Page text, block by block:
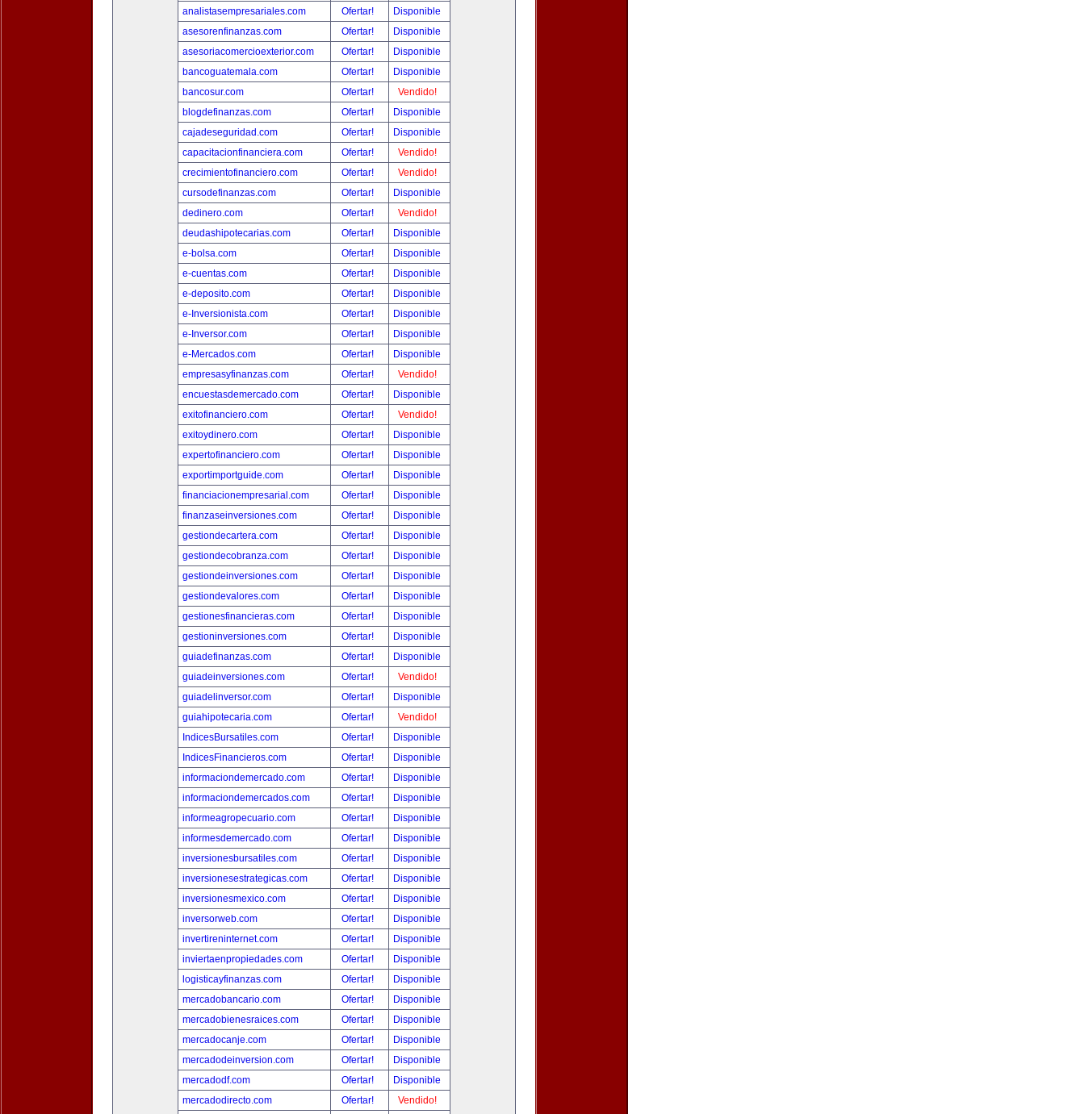
analistasempresariales.com
Ofertar!
Disponible
asesorenfinanzas.com
Ofertar!
Disponible
asesoriacomercioexterior.com
Ofertar!
Disponible
bancoguatemala.com
Ofertar!
Disponible
bancosur.com
Ofertar!
Vendido!
blogdefinanzas.com
Ofertar!
Disponible
cajadeseguridad.com
Ofertar!
Disponible
capacitacionfinanciera.com
Ofertar!
Vendido!
crecimientofinanciero.com
Ofertar!
Vendido!
cursodefinanzas.com
Ofertar!
Disponible
dedinero.com
Ofertar!
Vendido!
deudashipotecarias.com
Ofertar!
Disponible
e-bolsa.com
Ofertar!
Disponible
e-cuentas.com
Ofertar!
Disponible
e-deposito.com
Ofertar!
Disponible
e-Inversionista.com
Ofertar!
Disponible
e-Inversor.com
Ofertar!
Disponible
e-Mercados.com
Ofertar!
Disponible
empresasyfinanzas.com
Ofertar!
Vendido!
encuestasdemercado.com
Ofertar!
Disponible
exitofinanciero.com
Ofertar!
Vendido!
exitoydinero.com
Ofertar!
Disponible
expertofinanciero.com
Ofertar!
Disponible
exportimportguide.com
Ofertar!
Disponible
financiacionempresarial.com
Ofertar!
Disponible
finanzaseinversiones.com
Ofertar!
Disponible
gestiondecartera.com
Ofertar!
Disponible
gestiondecobranza.com
Ofertar!
Disponible
gestiondeinversiones.com
Ofertar!
Disponible
gestiondevalores.com
Ofertar!
Disponible
gestionesfinancieras.com
Ofertar!
Disponible
gestioninversiones.com
Ofertar!
Disponible
guiadefinanzas.com
Ofertar!
Disponible
guiadeinversiones.com
Ofertar!
Vendido!
guiadelinversor.com
Ofertar!
Disponible
guiahipotecaria.com
Ofertar!
Vendido!
IndicesBursatiles.com
Ofertar!
Disponible
IndicesFinancieros.com
Ofertar!
Disponible
informaciondemercado.com
Ofertar!
Disponible
informaciondemercados.com
Ofertar!
Disponible
informeagropecuario.com
Ofertar!
Disponible
informesdemercado.com
Ofertar!
Disponible
inversionesbursatiles.com
Ofertar!
Disponible
inversionesestrategicas.com
Ofertar!
Disponible
inversionesmexico.com
Ofertar!
Disponible
inversorweb.com
Ofertar!
Disponible
invertireninternet.com
Ofertar!
Disponible
inviertaenpropiedades.com
Ofertar!
Disponible
logisticayfinanzas.com
Ofertar!
Disponible
mercadobancario.com
Ofertar!
Disponible
mercadobienesraices.com
Ofertar!
Disponible
mercadocanje.com
Ofertar!
Disponible
mercadodeinversion.com
Ofertar!
Disponible
mercadodf.com
Ofertar!
Disponible
mercadodirecto.com
Ofertar!
Vendido!